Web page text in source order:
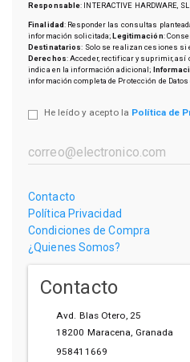
Responsable: INTERACTIVE HARDWARE, SL
Finalidad: Responder las consultas
información solicitada;Legitimación:
Destinatarios: Solo se realizan cesiones si
Derechos: Acceder, rectificar y suprimir, así
indica en la información adicional;
información completa de Protección de
He leído y acepto la Política de
Contacto
Política Privacidad
Condiciones de Compra
¿Quienes Somos?
Contacto
Avd. Blas Otero, 25
18200 Maracena, Granada
958411669